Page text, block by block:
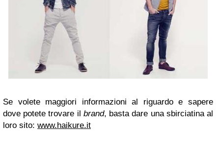
Se volete maggiori informazioni al riguardo e sapere
dove potete trovare il brand, basta dare una sbirciatina al
loro sito: www.haikure.it